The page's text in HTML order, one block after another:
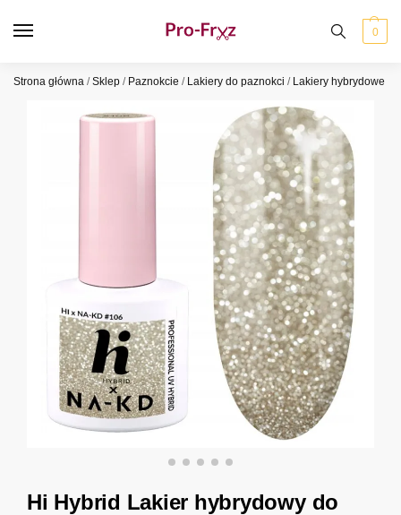
0
Strona główna /Sklep / Paznokcie / Lakiery do paznokci / Lakiery hybrydowe
Hi Hybrid Lakier hybrydowy do